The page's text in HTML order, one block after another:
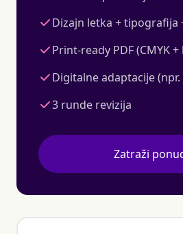
Dizajn letka + tipografija
Print-ready PDF (CMYK
Digitalne adaptacije (npr.
3 runde revizija
Zatraži